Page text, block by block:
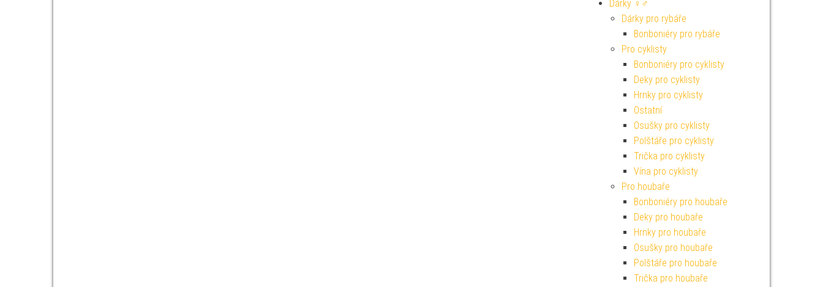
Dárky ♀♂
Dárky pro rybáře
Bonboniéry pro rybáře
Pro cyklisty
Bonboniéry pro cyklisty
Deky pro cyklisty
Hrnky pro cyklisty
Ostatní
Osušky pro cyklisty
Polštáře pro cyklisty
Trička pro cyklisty
Vína pro cyklisty
Pro houbaře
Bonboniéry pro houbaře
Deky pro houbaře
Hrnky pro houbaře
Osušky pro houbaře
Polštáře pro houbaře
Trička pro houbaře